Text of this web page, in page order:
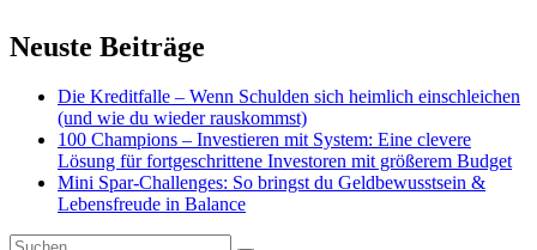
Neuste Beiträge
Die Kreditfalle – Wenn Schulden sich heimlich einschleichen
(und wie du wieder rauskommst)
100 Champions – Investieren mit System: Eine clevere
Lösung für fortgeschrittene Investoren mit größerem Budget
Mini Spar-Challenges: So bringst du Geldbewusstsein &
Lebensfreude in Balance
Suchen